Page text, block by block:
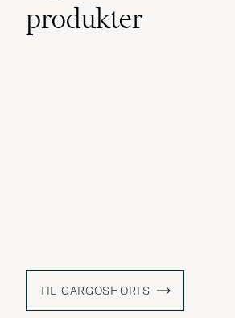
produkter
TIL CARGOSHORTS